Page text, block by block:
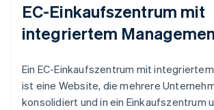
EC-Einkaufszentrum mit
integriertem
Ein EC-Einkaufszentrum mit
ist eine Website, die mehrere
konsolidiert und in ein Einkaufszentrum